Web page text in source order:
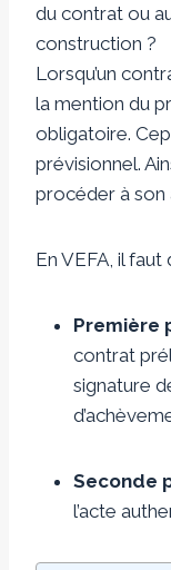
du contrat ou
construction ?
Lorsqu’un
la mention du
obligatoire.
prévisionnel.
procéder à son
En VEFA, il
Première
contrat
signature
Seconde
l’acte